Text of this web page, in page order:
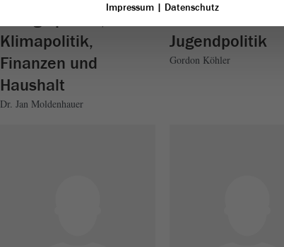
Klimapolitik,
Finanzen und
Haushalt
Dr. Jan Moldenhauer
Jugendpolitik
Gordon Köhler
Impressum | Datenschutz